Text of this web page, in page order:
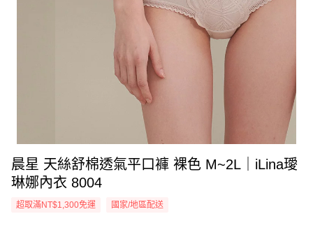
晨星 天絲舒棉透氣平口褲 裸色 M~2L｜iLina璦
琳娜內衣 8004
超取滿NT$1,300免運 國家/地區配送